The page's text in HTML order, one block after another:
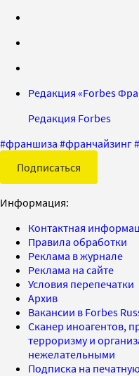
Редакция «Forbes
Редакция Forbes
#франшиза #франчайзинг#
Подписаться
Информация:
Контактная
Правила обработки
Реклама в журнале
Реклама на сайте
Условия перепечатки
Архив
Вакансии в Forbes
Сканер иноагентов,
терроризму и
нежелательными
Подписка на